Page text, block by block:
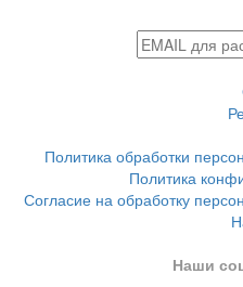
Политика обработки
Политика
Согласие на обработку
Наши